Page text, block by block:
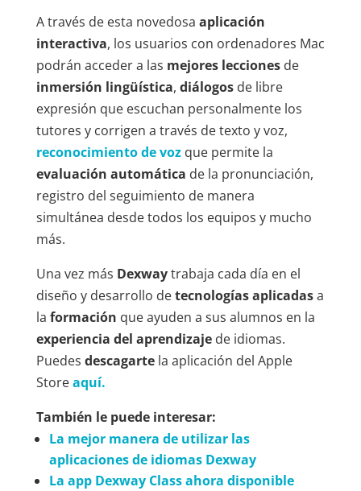
A través de esta novedosa aplicación
interactiva, los usuarios con ordenadores Mac
podrán acceder a las mejores leccionesde
inmersión lingüística, diálogosde libre
expresión que escuchan personalmente los
tutores y corrigen a través de texto y voz,
reconocimiento de vozque permite la
evaluación automática de la pronunciación,
registro del seguimiento de manera
simultánea desde todos los equipos y mucho
más.
Una vez más Dexwaytrabaja cada día en el
diseño y desarrollo detecnologías aplicadasa
la formación que ayuden a sus alumnos en la
experiencia del aprendizajede idiomas.
Puedes descagartela aplicación del Apple
Storeaquí.
También le puede interesar:
La mejor manera de utilizar las
aplicaciones de idiomas Dexway
La app Dexway Class ahora disponible